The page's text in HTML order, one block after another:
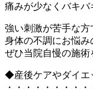
痛みが少なくバキバ
強い刺激が苦手な方
身体の不調にお悩み
ぜひ当院自慢の施術
◆産後ケアやダイエ
・・・・・・・・